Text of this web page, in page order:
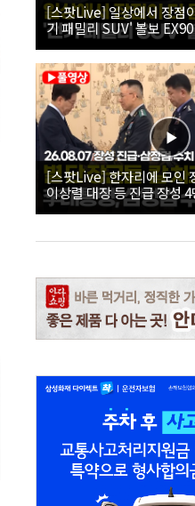
[스팟Live] 일상에서 장점
기 패밀리 SUV' 볼보 EX90
[스팟Live] 한자리에 모인
이상렬 대장 등 진급 장성
직접 수여｜26.08.07 장성